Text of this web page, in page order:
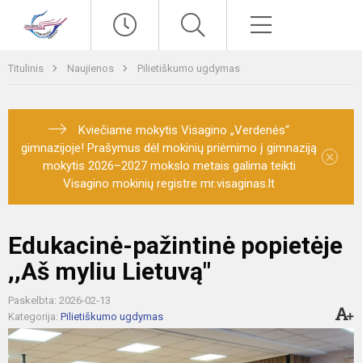
Titulinis Naujienos Pilietiškumo ugdymas
Kviečiame mokytis Visagino „Verdenės“
gimnazijoje! Prašymus dėl mokinių priėmimo į gimnaziją
mokytis 2026–2027 mokslo metais galima teikti
Visagino mokinių registre mr.visaginas.lt
×
Edukacinė-pažintinė popietėje
,,Aš myliu Lietuvą"
Paskelbta: 2026-02-13
Kategorija: Pilietiškumo ugdymas